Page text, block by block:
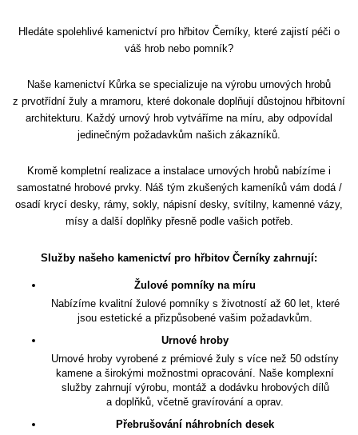
Hledáte spolehlivé kamenictví pro hřbitov Černíky, které zajistí péči o
váš hrob nebo pomník?
Naše kamenictví Kůrka se specializuje na výrobu urnových hrobů
z prvotřídní žuly a mramoru, které dokonale doplňují důstojnou hřbitovní
architekturu. Každý urnový hrob vytváříme na míru, aby odpovídal
jedinečným požadavkům našich zákazníků.
Kromě kompletní realizace a instalace urnových hrobů nabízíme i
samostatné hrobové prvky. Náš tým zkušených kameníků vám dodá /
osadí krycí desky, rámy, sokly, nápisní desky, svítilny, kamenné vázy,
mísy a další doplňky přesně podle vašich potřeb.
Služby našeho kamenictví pro hřbitov Černíky zahrnují:
Žulové pomníky na míru
Nabízíme kvalitní žulové pomníky s životností až 60 let, které
jsou estetické a přizpůsobené vašim požadavkům.
Urnové hroby
Urnové hroby vyrobené z prémiové žuly s více než 50 odstíny
kamene a širokými možnostmi opracování. Naše komplexní
služby zahrnují výrobu, montáž a dodávku hrobových dílů
a doplňků, včetně gravírování a oprav.
Přebrušování náhrobních desek